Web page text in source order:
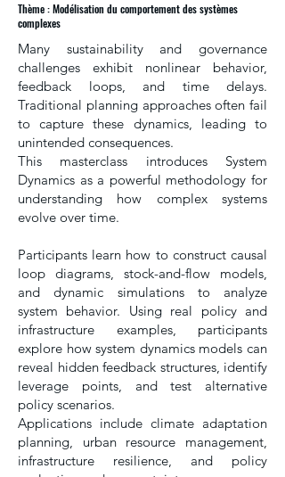
Thème : Modélisation du comportement des systèmes
complexes
Many sustainability and governance
challenges exhibit nonlinear behavior,
feedback loops, and time delays.
Traditional planning approaches often fail
to capture these dynamics, leading to
unintended consequences.
This masterclass introduces System
Dynamics as a powerful methodology for
understanding how complex systems
evolve over time.
Participants learn how to construct causal
loop diagrams, stock-and-flow models,
and dynamic simulations to analyze
system behavior. Using real policy and
infrastructure examples, participants
explore how system dynamics models can
reveal hidden feedback structures, identify
leverage points, and test alternative
policy scenarios.
Applications include climate adaptation
planning, urban resource management,
infrastructure resilience, and policy